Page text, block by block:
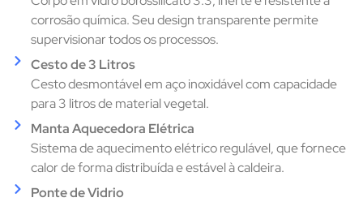
corrosão química. Seu design transparente permite
supervisionar todos os processos.
Cesto de 3 Litros
Cesto desmontável em aço inoxidável com capacidade
para 3 litros de material vegetal.
Manta Aquecedora Elétrica
Sistema de aquecimento elétrico regulável, que fornece
calor de forma distribuída e estável à caldeira.
Ponte de Vidrio